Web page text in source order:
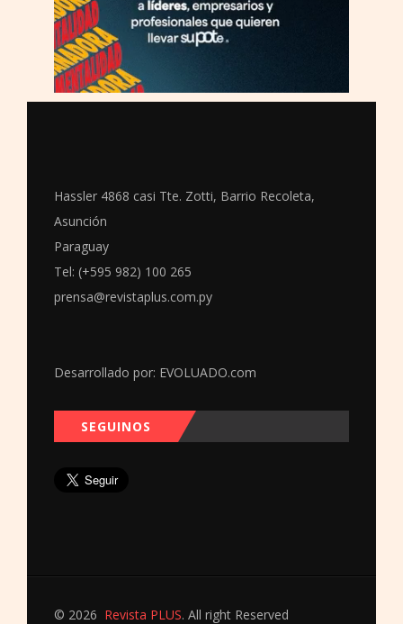
Hassler 4868 casi Tte. Zotti, Barrio Recoleta,
Asunción
Paraguay
Tel: (+595 982) 100 265
prensa@revistaplus.com.py
Desarrollado por: EVOLUADO.com
SEGUINOS
© 2026 Revista PLUS. All right Reserved